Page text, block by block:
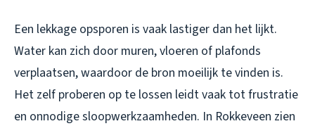
Een lekkage opsporen is vaak lastiger dan het lijkt.
Water kan zich door muren, vloeren of plafonds
verplaatsen, waardoor de bron moeilijk te vinden is.
Het zelf proberen op te lossen leidt vaak tot frustratie
en onnodige sloopwerkzaamheden. In Rokkeveen zien